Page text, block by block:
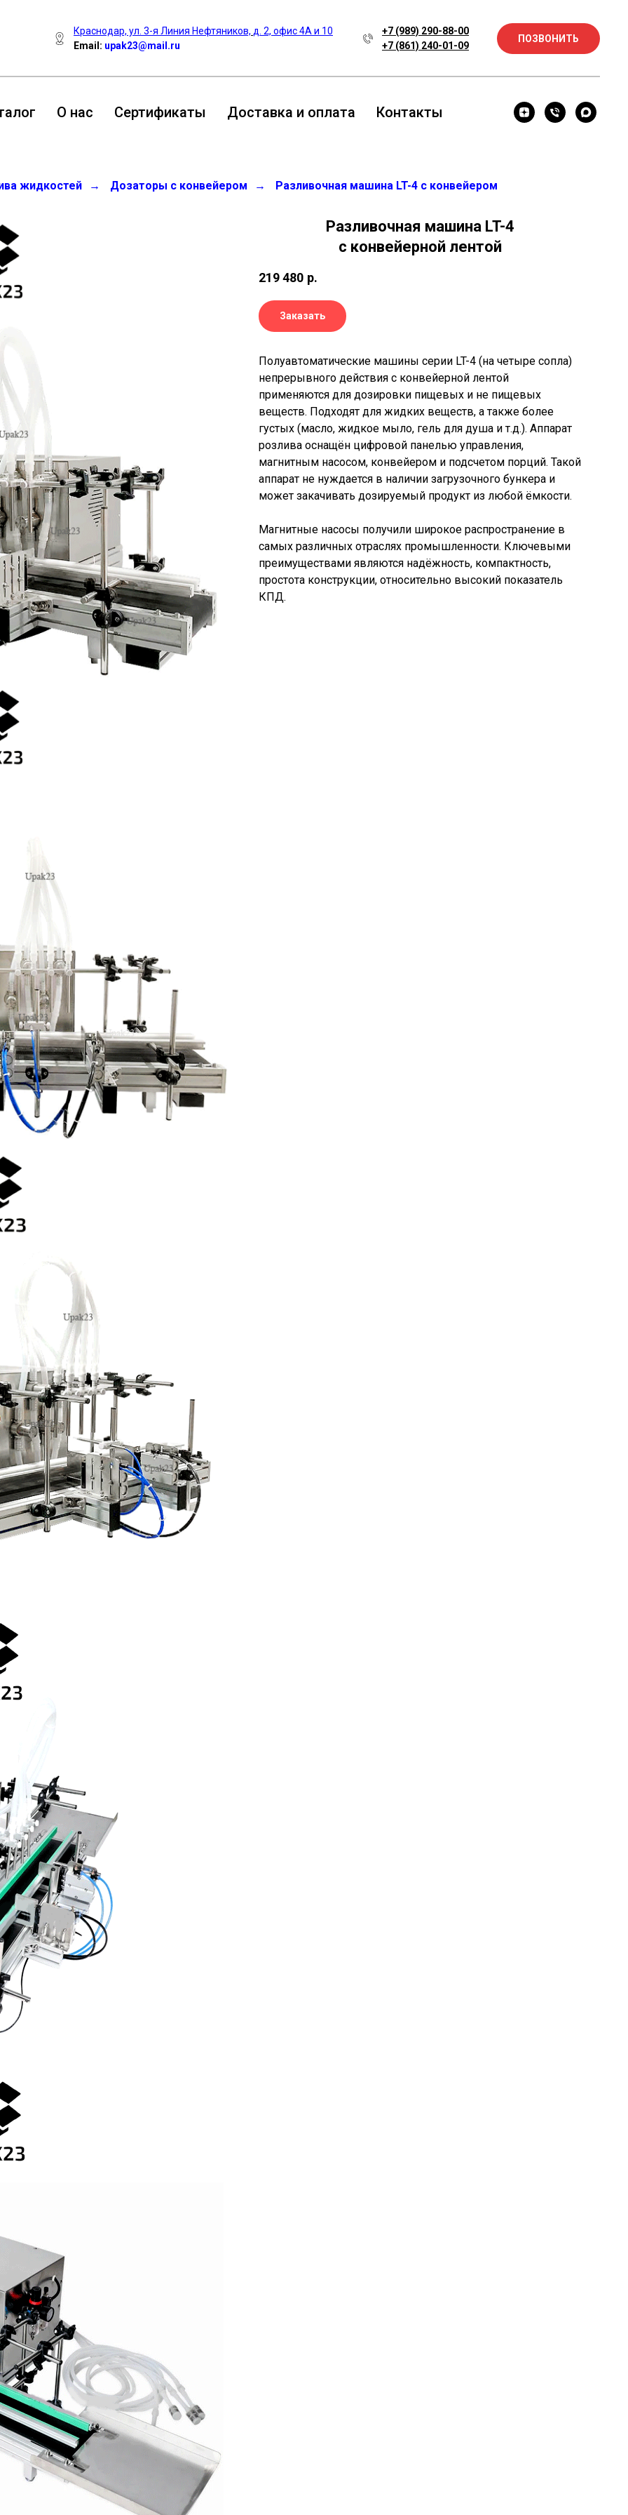
Краснодар, ул. 3-я Линия Нефтяников, д. 2, офис 4А и 10
Email: upak23@mail.ru
+7 (989) 290-88-00
+7 (861) 240-01-09
ПОЗВОНИТЬ
О нас Сертификаты Доставка и оплата Контакты
жидкостей → Дозаторы с конвейером → Разливочная машина LT-4 с конвейером
Разливочная машина LT-4
с конвейерной лентой
219 480 р.
Заказать
Полуавтоматические машины серии LT-4 (на четыре сопла)
непрерывного действия с конвейерной лентой
применяются для дозировки пищевых и не пищевых
веществ. Подходят для жидких веществ, а также более
густых (масло, жидкое мыло, гель для душа и т.д.). Аппарат
розлива оснащён цифровой панелью управления,
магнитным насосом, конвейером и подсчетом порций. Такой
аппарат не нуждается в наличии загрузочного бункера и
может закачивать дозируемый продукт из любой ёмкости.
Магнитные насосы получили широкое распространение в
самых различных отраслях промышленности. Ключевыми
преимуществами являются надёжность, компактность,
простота конструкции, относительно высокий показатель
КПД.